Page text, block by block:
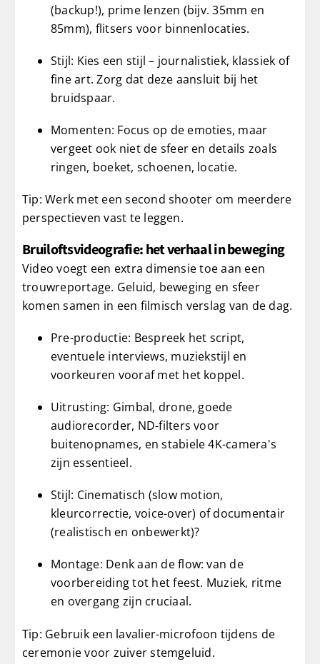
(backup!), prime lenzen (bijv. 35mm en
85mm), flitsers voor binnenlocaties.
Stijl: Kies een stijl – journalistiek, klassiek of
fine art. Zorg dat deze aansluit bij het
bruidspaar.
Momenten: Focus op de emoties, maar
vergeet ook niet de sfeer en details zoals
ringen, boeket, schoenen, locatie.
Tip: Werk met een second shooter om meerdere
perspectieven vast te leggen.
Bruiloftsvideografie: het verhaal in beweging
Video voegt een extra dimensie toe aan een
trouwreportage. Geluid, beweging en sfeer
komen samen in een filmisch verslag van de dag.
Pre-productie: Bespreek het script,
eventuele interviews, muziekstijl en
voorkeuren vooraf met het koppel.
Uitrusting: Gimbal, drone, goede
audiorecorder, ND-filters voor
buitenopnames, en stabiele 4K-camera's
zijn essentieel.
Stijl: Cinematisch (slow motion,
kleurcorrectie, voice-over) of documentair
(realistisch en onbewerkt)?
Montage: Denk aan de flow: van de
voorbereiding tot het feest. Muziek, ritme
en overgang zijn cruciaal.
Tip: Gebruik een lavalier-microfoon tijdens de
ceremonie voor zuiver stemgeluid.